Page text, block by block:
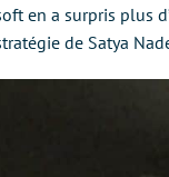
en a surpris plus
de Satya